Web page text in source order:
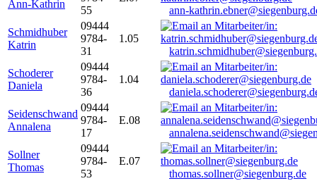
Ann-Kathrin
55
ann-
Schmidhuber
Katrin
09444
9784-
31
1.05
Schoderer
Daniela
09444
9784-
36
1.04
Seidenschwand
Annalena
09444
9784-
17
E.08
Sollner
Thomas
09444
9784-
53
E.07
thomas.sollner@siegenburg.de